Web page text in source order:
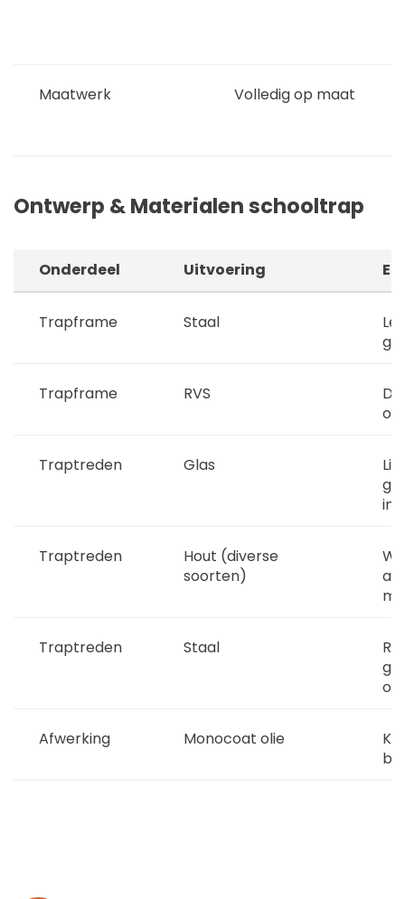
Maatwerk Volledig op maat
Ontwerp & Materialen schooltrap
Onderdeel Uitvoering
Trapframe Staal
Trapframe RVS
Traptreden Glas
Traptreden
Hout (diverse
soorten)
Traptreden Staal
Afwerking Monocoat olie
bij